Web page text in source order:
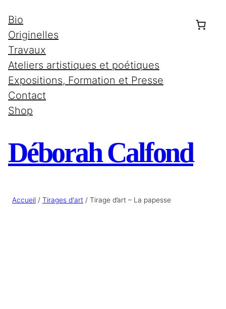
au
contenu
Bio
Originelles
Travaux
Ateliers artistiques et poétiques
Expositions, Formation et Presse
Contact
Shop
Déborah Calfond
Accueil / Tirages d'art / Tirage d’art – La papesse